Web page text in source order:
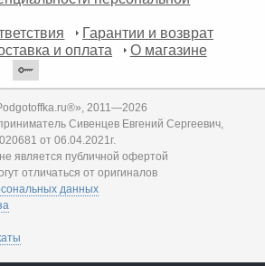
Гарантии и возврат
и оплата
О магазине
2011—2026
Сивенцев Евгений Сергеевич,
от 06.04.2021г.
является публичной офертой
отличаться от оригиналов
данных